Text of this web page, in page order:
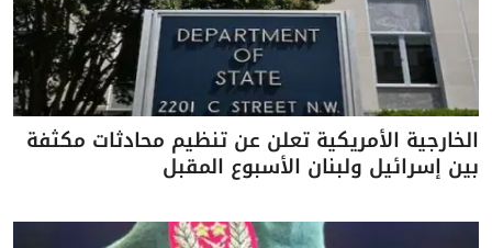
الخارجية الأمريكية تعلن عن تنظيم محادثات مكثفة
بين إسرائيل ولبنان الأسبوع المقبل